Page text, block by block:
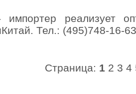
импортер реализует
Тел.: (495)748-16-63
Страница: 1 2 3 4